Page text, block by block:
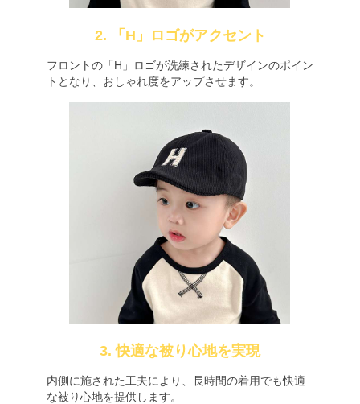
2. 「H」ロゴがアクセント
フロントの「H」ロゴが洗練されたデザインのポイン
トとなり、おしゃれ度をアップさせます。
3. 快適な被り心地を実現
内側に施された工夫により、長時間の着用でも快適
な被り心地を提供します。